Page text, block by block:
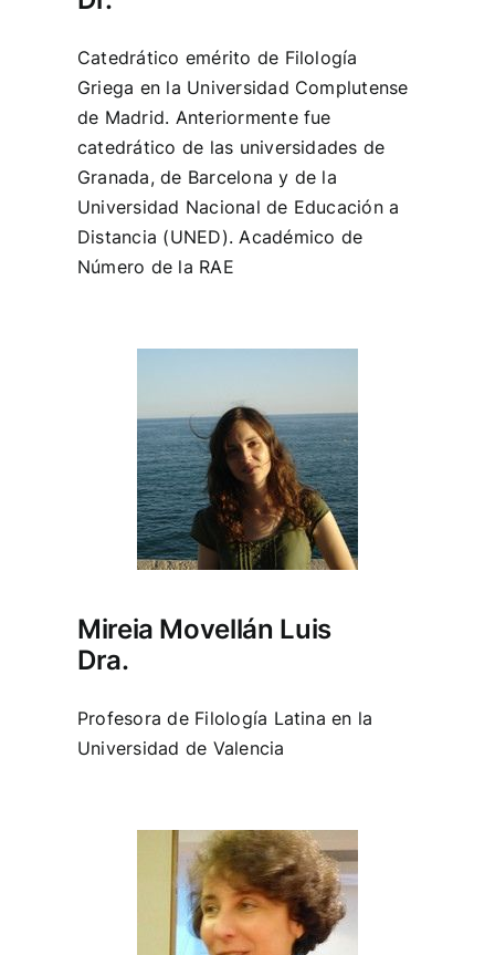
Catedrático emérito de Filología
Griega en la Universidad Complutense
de Madrid. Anteriormente fue
catedrático de las universidades de
Granada, de Barcelona y de la
Universidad Nacional de Educación a
Distancia (UNED). Académico de
Número de la RAE
Mireia Movellán Luis
Dra.
Profesora de Filología Latina en la
Universidad de Valencia